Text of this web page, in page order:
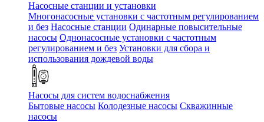
Насосные станции и установки
Многонасосные установки с частотным регулированием
и без Насосные станции Одинарные повысительные
насосы Однонасосные установки с частотным
регулированием и без Установки для сбора и
использования дождевой воды
Насосы для систем водоснабжения
Бытовые насосы Колодезные насосы Скважинные
насосы